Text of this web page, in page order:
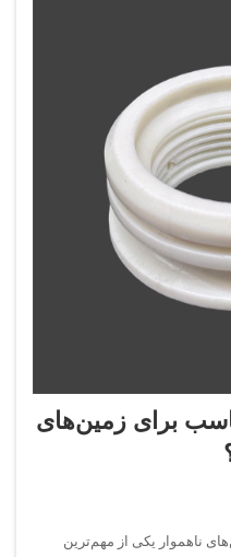
برای زمین‌های
ناهموار یکی از مهم‌ترین